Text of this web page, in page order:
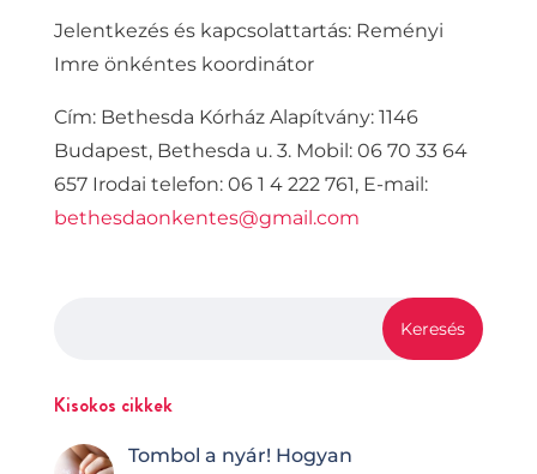
Jelentkezés és kapcsolattartás: Reményi
Imre önkéntes koordinátor
Cím: Bethesda Kórház Alapítvány: 1146
Budapest, Bethesda u. 3. Mobil: 06 70 33 64
657 Irodai telefon: 06 1 4 222 761, E-mail:
bethesdaonkentes@gmail.com
Kisokos cikkek
Tombol a nyár! Hogyan